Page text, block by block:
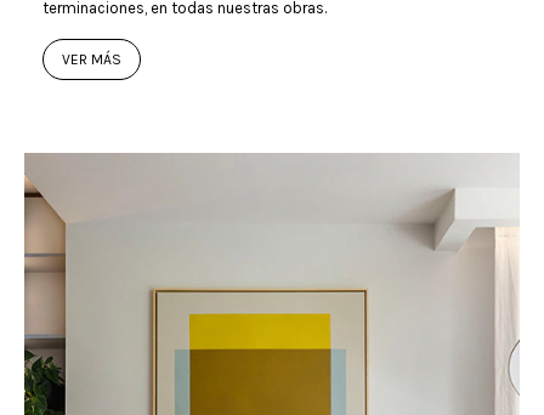
terminaciones, en todas nuestras obras.
VER MÁS